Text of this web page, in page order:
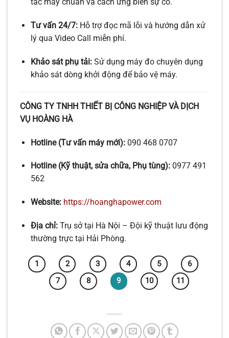
tác máy chuẩn và cách ứng biến sự cố.
Tư vấn 24/7:Hỗ trợ đọc mã lỗi và hướng dẫn xử
lý qua Video Call miễn phí.
Khảo sát phụ tải:Sử dụng máy đo chuyên dụng
khảo sát dòng khởi động để bảo vệ máy.
CÔNG TY TNHH THIẾT BỊ CÔNG NGHIỆP VÀ DỊCH
VỤ HOÀNG HÀ
Hotline (Tư vấn máy mới):090 468 0707
Hotline (Kỹ thuật, sửa chữa, Phụ tùng):0977 491
562
Website: https://hoanghapower.com
Địa chỉ:Trụ sở tại Hà Nội – Đội kỹ thuật lưu động
thường trực tại Hải Phòng.
1 2 3 4 5
6
7
8 9 10 11